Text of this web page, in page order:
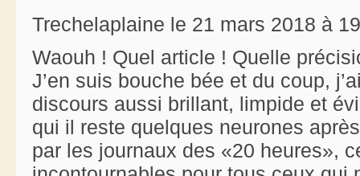
Trechelaplaine le 21 mars 2018 à
Waouh ! Quel article ! Quelle
J’en suis bouche bée et du coup,
discours aussi brillant, limpide et
qui il reste quelques neurones
par les journaux des «20 heures»,